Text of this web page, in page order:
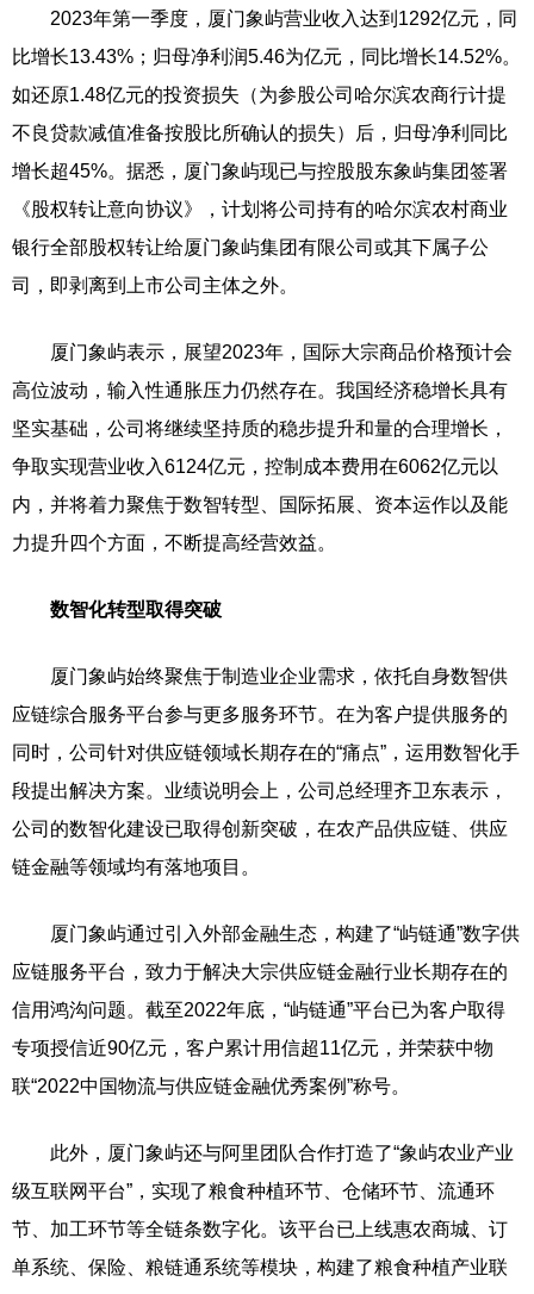
2023年第一季度，厦门象屿营业收入达到1292亿元，同
比增长13.43%；归母净利润5.46为亿元，同比增长14.52%。
如还原1.48亿元的投资损失（为参股公司哈尔滨农商行计提
不良贷款减值准备按股比所确认的损失）后，归母净利同比
增长超45%。据悉，厦门象屿现已与控股股东象屿集团签署
《股权转让意向协议》，计划将公司持有的哈尔滨农村商业
银行全部股权转让给厦门象屿集团有限公司或其下属子公
司，即剥离到上市公司主体之外。
厦门象屿表示，展望2023年，国际大宗商品价格预计会
高位波动，输入性通胀压力仍然存在。我国经济稳增长具有
坚实基础，公司将继续坚持质的稳步提升和量的合理增长，
争取实现营业收入6124亿元，控制成本费用在6062亿元以
内，并将着力聚焦于数智转型、国际拓展、资本运作以及能
力提升四个方面，不断提高经营效益。
数智化转型取得突破
厦门象屿始终聚焦于制造业企业需求，依托自身数智供
应链综合服务平台参与更多服务环节。在为客户提供服务的
同时，公司针对供应链领域长期存在的“痛点”，运用数智化手
段提出解决方案。业绩说明会上，公司总经理齐卫东表示，
公司的数智化建设已取得创新突破，在农产品供应链、供应
链金融等领域均有落地项目。
厦门象屿通过引入外部金融生态，构建了“屿链通”数字供
应链服务平台，致力于解决大宗供应链金融行业长期存在的
信用鸿沟问题。截至2022年底，“屿链通”平台已为客户取得
专项授信近90亿元，客户累计用信超11亿元，并荣获中物
联“2022中国物流与供应链金融优秀案例”称号。
此外，厦门象屿还与阿里团队合作打造了“象屿农业产业
级互联网平台”，实现了粮食种植环节、仓储环节、流通环
节、加工环节等全链条数字化。该平台已上线惠农商城、订
单系统、保险、粮链通系统等模块，构建了粮食种植产业联